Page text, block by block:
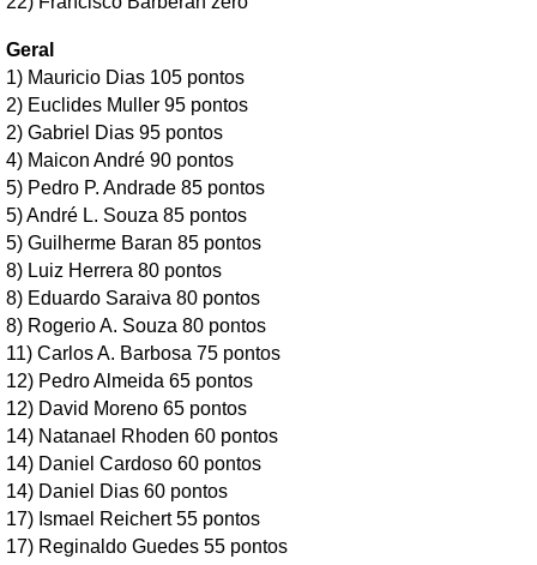
Geral
1) Mauricio Dias 105 pontos
2) Euclides Muller 95 pontos
2) Gabriel Dias 95 pontos
4) Maicon André 90 pontos
5) Pedro P. Andrade 85 pontos
5) André L. Souza 85 pontos
5) Guilherme Baran 85 pontos
8) Luiz Herrera 80 pontos
8) Eduardo Saraiva 80 pontos
8) Rogerio A. Souza 80 pontos
11) Carlos A. Barbosa 75 pontos
12) Pedro Almeida 65 pontos
12) David Moreno 65 pontos
14) Natanael Rhoden 60 pontos
14) Daniel Cardoso 60 pontos
14) Daniel Dias 60 pontos
17) Ismael Reichert 55 pontos
17) Reginaldo Guedes 55 pontos